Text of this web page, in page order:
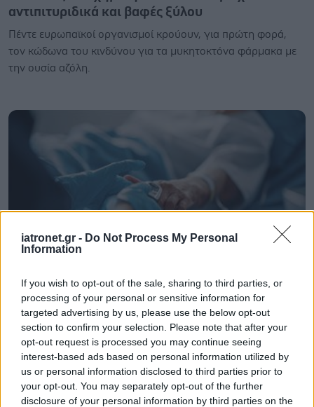
iatronet.gr - Do Not Process My Personal
Information
If you wish to opt-out of the sale, sharing to third parties, or
processing of your personal or sensitive information for
targeted advertising by us, please use the below opt-out
section to confirm your selection. Please note that after your
opt-out request is processed you may continue seeing
interest-based ads based on personal information utilized by
us or personal information disclosed to third parties prior to
your opt-out. You may separately opt-out of the further
disclosure of your personal information by third parties on the
αντιπιτυριδικά και βαφές ξύλου
Πέντε ευρωπαϊκοί οργανισμοί κρούουν, για πρώτη φορά,
τον κώδωνα του κινδύνου για τα μυκητοκτόνα φάρμακα με
την ουσία αζόλη.
Πέμπτη, 12 Δεκεμβρίου 2024, 07:00
Σοκ: 'Εως 6,6 φορές πάνω η μικροβιακή αντοχή
στην Ελλάδα - Η ευθύνη των γιατρών [πίνακες]
Ποιες ιατρικές ειδικότητες χορηγούν τα περισσότερα
αντιβιοτικά και ποιες περιοχές της χώρας έχουν τα
υψηλότερα ποσοστά χορήγησης.